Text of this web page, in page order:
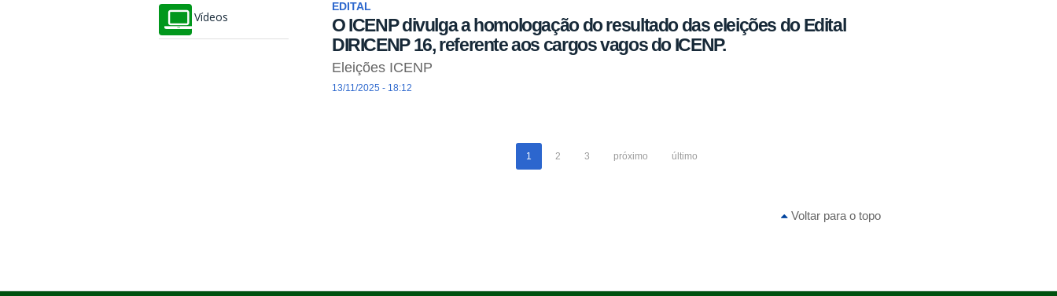
Vídeos
EDITAL
O ICENP divulga a homologação do resultado das eleições do Edital
DIRICENP 16, referente aos cargos vagos do ICENP.
Eleições ICENP
13/11/2025 - 18:12
1 2 3 próximo último
Voltar para o topo